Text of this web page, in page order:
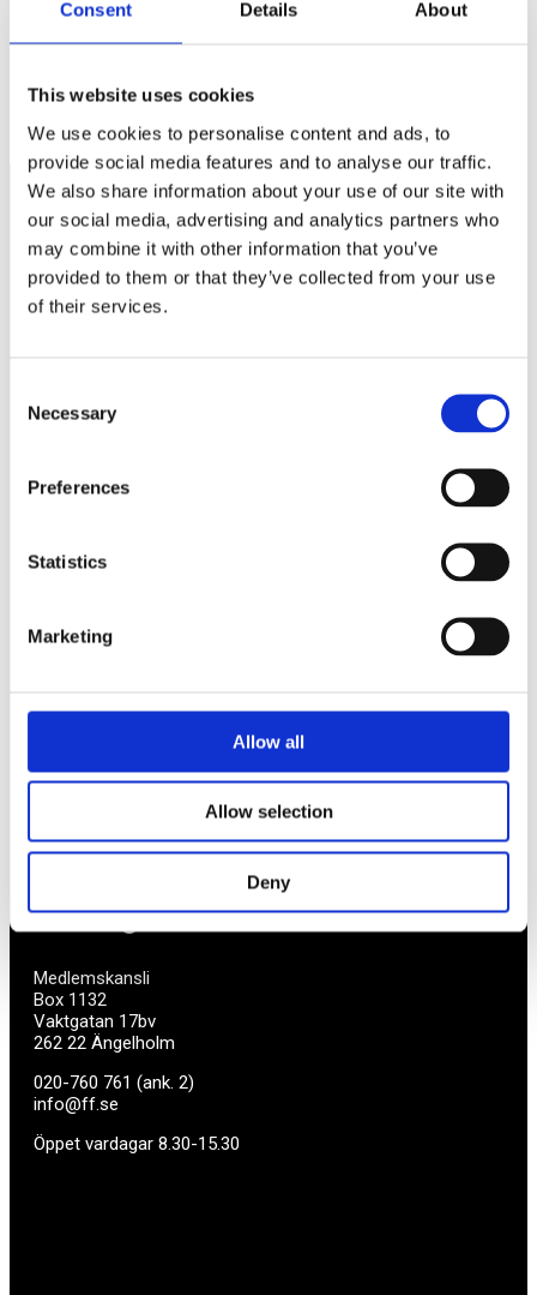
Consent Details About
This website uses cookies
We use cookies to personalise content and ads, to
provide social media features and to analyse our traffic.
We also share information about your use of our site with
our social media, advertising and analytics partners who
may combine it with other information that you’ve
provided to them or that they’ve collected from your use
of their services.
Selection
Necessary
Preferences
Statistics
Marketing
Allow all
Allow selection
Deny
Fryser skattereformen inne?
Förenkla sjuklöneansvaret NU!
Företagarförbundet
Medlemskansli
Box 1132
Vaktgatan 17bv
262 22 Ängelholm
020-760 761 (ank. 2)
info@ff.se
Öppet vardagar 8.30-15.30
Av småföretagare, för småföretagare
Ett medlemskap späckat med småföretagaranpassade
mycket mer. Vi fokuserar på soloföretagare och små
företag med företagaren i fokus. Vi är själva
Näringspolitik
Förmåner
Tips